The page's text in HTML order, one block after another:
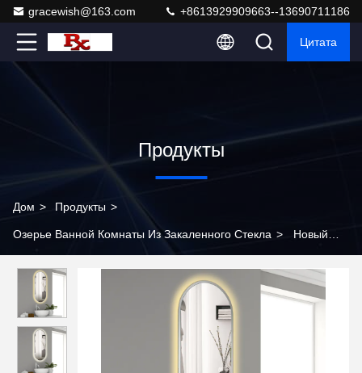
gracewish@163.com +8613929909663--13690711186
Цитата
Продукты
Дом > Продукты >
Озерье Ванной Комнаты Из Закаленного Стекла > Новый
ванной с подсветкой, преображающее пространственную
эстетику и восприятие